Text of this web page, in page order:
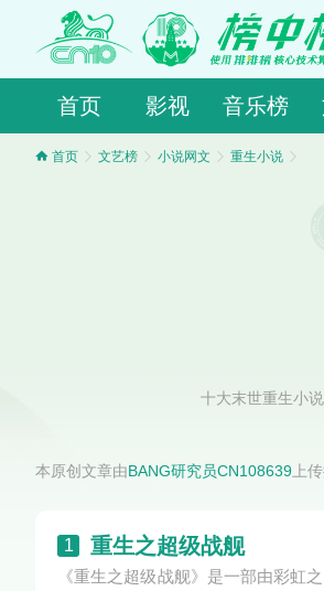
首页 影视 音乐榜
首页 文艺榜 小说网文 重生小说
十大末世重生小
本原创文章由BANG研究员CN108639上
1 重生之超级战舰
《重生之超级战舰》是一部由彩虹